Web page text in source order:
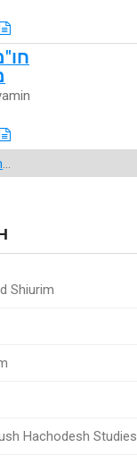
Shiurim
Hachodesh Studies
...